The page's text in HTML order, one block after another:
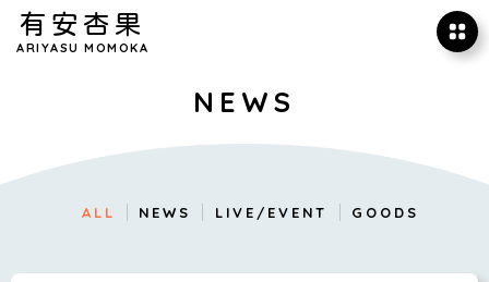
有安杏果
ARIYASU MOMOKA
NEWS
ALL NEWS LIVE/EVENT GOODS